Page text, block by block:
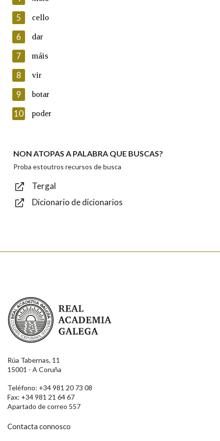
Lin e acepto as condicións da política de
Introduce o código que aparece na imaxe:
Texto de verificación
Enviar
5 cello
6 dar
7 máis
8 vir
9 botar
10 poder
NON ATOPAS A PALABRA QUE BUSCAS?
Proba estoutros recursos de busca
Tergal
Dicionario de dicionarios
Real Academia Galega
Rúa Tabernas, 11
15001 - A Coruña
Teléfono: +34 981 20 73 08
Fax: +34 981 21 64 67
Apartado de correo 557
Contacta connosco